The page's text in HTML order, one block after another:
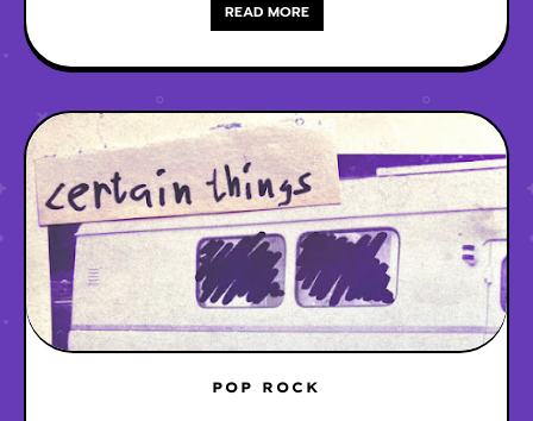
READ MORE
POP ROCK